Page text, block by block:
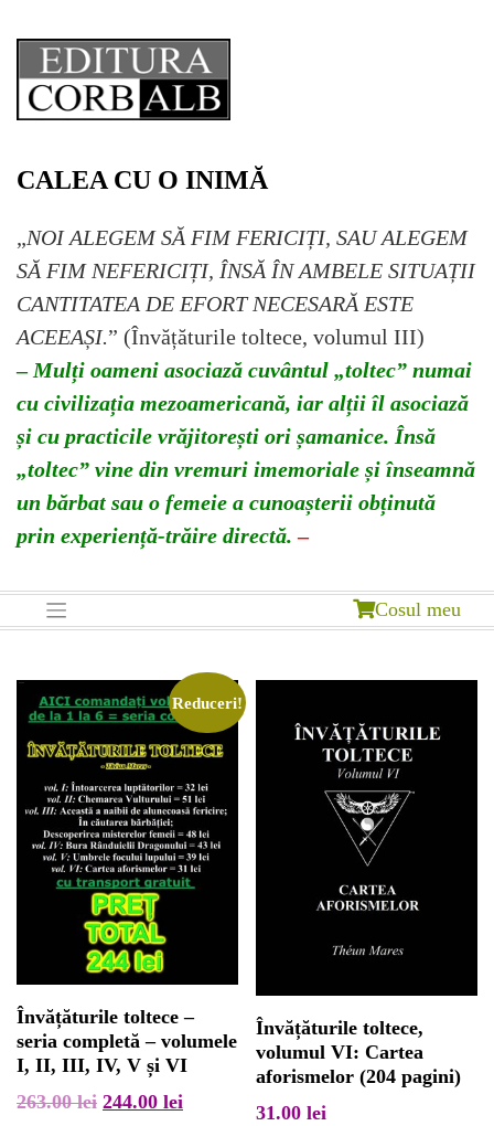
content
CALEA CU O INIMĂ
„NOI ALEGEM SĂ FIM FERICIȚI, SAU ALEGEM
SĂ FIM NEFERICIȚI, ÎNSĂ ÎN AMBELE SITUAȚII
CANTITATEA DE EFORT NECESARĂ ESTE
ACEEAȘI.” (Învățăturile toltece, volumul III)
– Mulți oameni asociază cuvântul „toltec” numai
cu civilizația mezoamericană, iar alții îl asociază
și cu practicile vrăjitorești ori șamanice. Însă
„toltec” vine din vremuri imemoriale și înseamnă
un bărbat sau o femeie a cunoașterii obținută
prin experiență-trăire directă. –
Cosul meu
Reduceri!
Învățăturile toltece –
seria completă – volumele
I, II, III, IV, V și VI
263.00lei Prețul
244.00 lei
Învățăturile toltece,
volumul VI: Cartea
aforismelor (204 pagini)
31.00lei